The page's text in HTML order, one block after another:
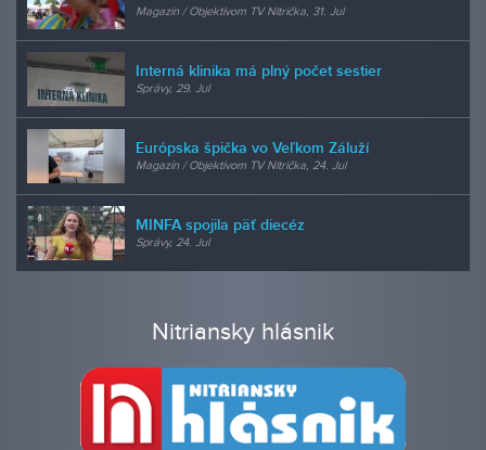
Magazín / Objektívom TV Nitrička, 31. Jul
Interná klinika má plný počet sestier
Správy, 29. Jul
Európska špička vo Veľkom Záluží
Magazín / Objektívom TV Nitrička, 24. Jul
MINFA spojila päť diecéz
Správy, 24. Jul
Nitriansky hlásnik